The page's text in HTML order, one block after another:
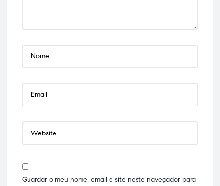
Guardar o meu nome, email e site neste navegador para